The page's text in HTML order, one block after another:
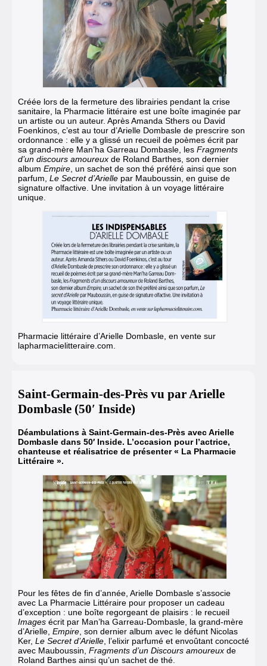
Créée lors de la fermeture des librairies pendant la crise
sanitaire, la Pharmacie littéraire est une boîte imaginée par
un artiste ou un auteur. Après Amanda Sthers ou David
Foenkinos, c’est au tour d’Arielle Dombasle de prescrire son
ordonnance : elle y a glissé un recueil de poèmes écrit par
sa grand-mère Man’ha Garreau Dombasle, les Fragments
d’un discours amoureux de Roland Barthes, son dernier
album Empire , un sachet de son thé préféré ainsi que son
parfum, Le Secret d’Arielle par Mauboussin, en guise de
signature olfactive . Une invitation à un voyage littéraire
unique.
Pharmacie littéraire d’Arielle Dombasle, en vente sur
lapharmacielitteraire.com.
Saint-Germain-des-Près vu par Arielle
Dombasle (50′ Inside)
Déambulations à Saint-Germain-des-Près avec Arielle
Dombasle dans 50′ Inside. L’occasion pour l’actrice,
chanteuse et réalisatrice de présenter « La Pharmacie
Littéraire ».
Pour les fêtes de fin d’année, Arielle Dombasle s’associe
avec La Pharmacie Littéraire pour proposer un cadeau
d’exception : une boîte regorgeant de plaisirs : le recueil
Images écrit par Man’ha Garreau-Dombasle, la grand-mère
d’Arielle Empire , son dernier album avec le défunt Nicolas
Ker, Le Secret d’Arielle , l’elixir parfumé et envoûtant concocté
avec Mauboussin Fragments d’un Discours amoureux de
Roland Barthes ainsi qu’un sachet de thé.